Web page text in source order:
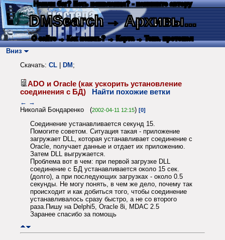
Нашли баг? Есть пожелания? - напишите автору
DMSearch→ Архивы...
О сайте → Как искать? → Карта → Текс. протокол
Вниз
Скачать: CL DM ;
ADO и Oracle (как ускорить установление
соединения с БД)
Найти похожие ветки
← →
Николай Бондаренко (2002-04-11 12:15) [0]
Соединение устанавливается секунд 15.
Помогите советом. Ситуация такая - приложение
загружает DLL, которая устанавливает соединение с
Oracle, получает данные и отдает их приложению.
Затем DLL выгружается.
Проблема вот в чем: при первой загрузке DLL
соединение с БД устанавливается около 15 сек.
(долго), а при последующих загрузках - около 0.5
секунды. Не могу понять, в чем же дело, почему так
происходит и как добиться того, чтобы соединение
устанавливалось сразу быстро, а не со второго
раза.Пишу на Delphi5, Oracle 8i, MDAC 2.5
Заранее спасибо за помощь